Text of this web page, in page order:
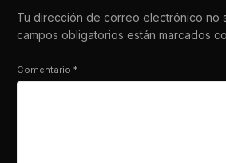
Tu dirección de correo electrónico no
campos obligatorios están marcados
Comentario*